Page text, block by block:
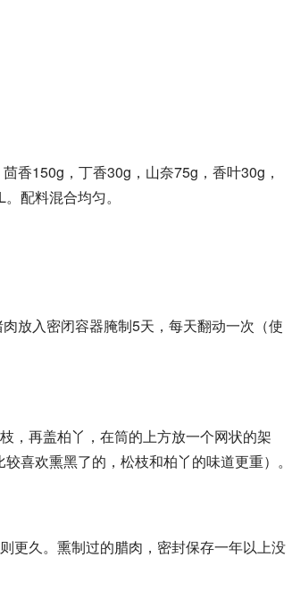
香150g，丁香30g，山奈75g，香叶30g，
配料混合均匀。
放入密闭容器腌制5天，每天翻动一次（使
，再盖柏丫，在筒的上方放一个网状的架
喜欢熏黑了的，松枝和柏丫的味道更重）。
更久。熏制过的腊肉，密封保存一年以上没